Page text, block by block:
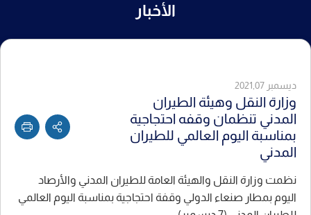
الأخبار
ديسمبر 2021,07
وزارة النقل وهيئة الطيران
المدني تنظمان وقفه احتجاجية
بمناسبة اليوم العالمي للطيران
المدني
نظمت وزارة النقل والهيئة العامة للطيران المدني والأرصاد
اليوم بمطار صنعاء الدولي وقفة احتجاجية بمناسبة اليوم العالمي